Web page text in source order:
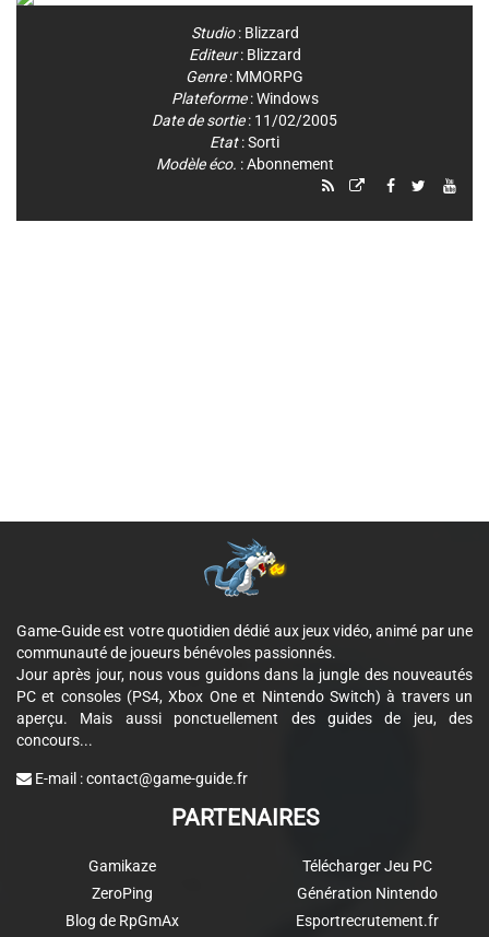
Studio: Blizzard
Editeur: Blizzard
Genre: MMORPG
Plateforme:Windows
Date de sortie: 11/02/2005
Etat: Sorti
Modèle éco. : Abonnement
Game-Guide est votre quotidien dédié aux jeux vidéo, animé par une
communauté de joueurs bénévoles passionnés.
Jour après jour, nous vous guidons dans la jungle des nouveautés
PC et consoles (PS4, Xbox One et Nintendo Switch) à travers un
aperçu. Mais aussi ponctuellement des guides de jeu, des
concours...
E-mail :contact@game-guide.fr
PARTENAIRES
Gamikaze
ZeroPing
Blog de RpGmAx
Télécharger Jeu PC
Génération Nintendo
Esportrecrutement.fr